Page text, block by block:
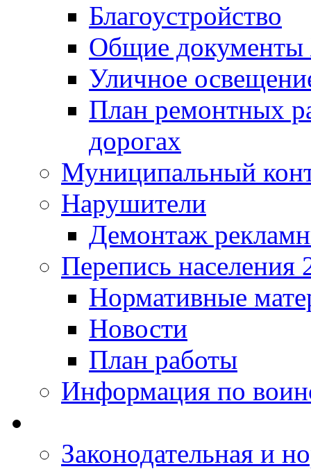
Благоустройство
Общие
Уличное
План ремонтных
дорогах
Муниципальный
Нарушители
Демонтаж
Перепись населения
Нормативные
Новости
План работы
Информация по
Законодательная и